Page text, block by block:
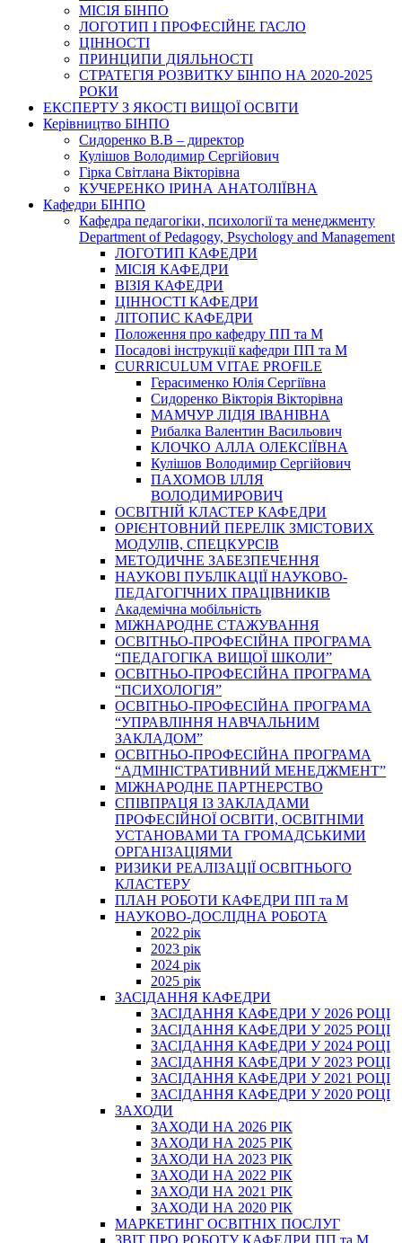
МІСІЯ БІНПО
ЛОГОТИП І ПРОФЕСІЙНЕ ГАСЛО
ЦІННОСТІ
ПРИНЦИПИ ДІЯЛЬНОСТІ
СТРАТЕГІЯ РОЗВИТКУ БІНПО НА 2020-2025
РОКИ
ЕКСПЕРТУ З ЯКОСТІ ВИЩОЇ ОСВІТИ
Керівництво БІНПО
Сидоренко В.В – директор
Кулішов Володимир Сергійович
Гірка Світлана Вікторівна
КУЧЕРЕНКО ІРИНА АНАТОЛІЇВНА
Кафедри БІНПО
Кафедра педагогіки, психології та менеджменту
Department of Pedagogy, Psychology and Management
ЛОГОТИП КАФЕДРИ
МІСІЯ КАФЕДРИ
ВІЗІЯ КАФЕДРИ
ЦІННОСТІ КАФЕДРИ
ЛІТОПИС КАФЕДРИ
Положення про кафедру ПП та М
Посадові інструкції кафедри ПП та М
CURRICULUM VITAE PROFILE
Герасименко Юлія Сергіївна
Сидоренко Вікторія Вікторівна
МАМЧУР ЛІДІЯ ІВАНІВНА
Рибалка Валентин Васильович
КЛОЧКО АЛЛА ОЛЕКСІЇВНА
Кулішов Володимир Сергійович
ПАХОМОВ ІЛЛЯ
ВОЛОДИМИРОВИЧ
ОСВІТНІЙ КЛАСТЕР КАФЕДРИ
ОРІЄНТОВНИЙ ПЕРЕЛІК ЗМІСТОВИХ
МОДУЛІВ, СПЕЦКУРСІВ
МЕТОДИЧНЕ ЗАБЕЗПЕЧЕННЯ
НАУКОВІ ПУБЛІКАЦІЇ НАУКОВО-
ПЕДАГОГІЧНИХ ПРАЦІВНИКІВ
Академічна мобільність
МІЖНАРОДНЕ СТАЖУВАННЯ
ОСВІТНЬО-ПРОФЕСІЙНА ПРОГРАМА
“ПЕДАГОГІКА ВИЩОЇ ШКОЛИ”
ОСВІТНЬО-ПРОФЕСІЙНА ПРОГРАМА
“ПСИХОЛОГІЯ”
ОСВІТНЬО-ПРОФЕСІЙНА ПРОГРАМА
“УПРАВЛІННЯ НАВЧАЛЬНИМ
ЗАКЛАДОМ”
ОСВІТНЬО-ПРОФЕСІЙНА ПРОГРАМА
“АДМІНІСТРАТИВНИЙ МЕНЕДЖМЕНТ”
МІЖНАРОДНЕ ПАРТНЕРСТВО
СПІВПРАЦЯ ІЗ ЗАКЛАДАМИ
ПРОФЕСІЙНОЇ ОСВІТИ, ОСВІТНІМИ
УСТАНОВАМИ ТА ГРОМАДСЬКИМИ
ОРГАНІЗАЦІЯМИ
РИЗИКИ РЕАЛІЗАЦІЇ ОСВІТНЬОГО
КЛАСТЕРУ
ПЛАН РОБОТИ КАФЕДРИ ПП та М
НАУКОВО-ДОСЛІДНА РОБОТА
2022 рік
2023 рік
2024 рік
2025 рік
ЗАСІДАННЯ КАФЕДРИ
ЗАСІДАННЯ КАФЕДРИ У 2026 РОЦІ
ЗАСІДАННЯ КАФЕДРИ У 2025 РОЦІ
ЗАСІДАННЯ КАФЕДРИ У 2024 РОЦІ
ЗАСІДАННЯ КАФЕДРИ У 2023 РОЦІ
ЗАСІДАННЯ КАФЕДРИ У 2021 РОЦІ
ЗАСІДАННЯ КАФЕДРИ У 2020 РОЦІ
ЗАХОДИ
ЗАХОДИ НА 2026 РІК
ЗАХОДИ НА 2025 РІК
ЗАХОДИ НА 2023 РІК
ЗАХОДИ НА 2022 РІК
ЗАХОДИ НА 2021 РІК
ЗАХОДИ НА 2020 РІК
МАРКЕТИНГ ОСВІТНІХ ПОСЛУГ
3BIT ПРО РОБОТУ КАФЕДРИ ПП та М